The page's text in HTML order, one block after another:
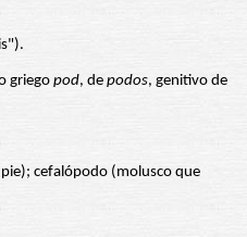
griego pod, de podos, genitivo de
cefalópodo (molusco que